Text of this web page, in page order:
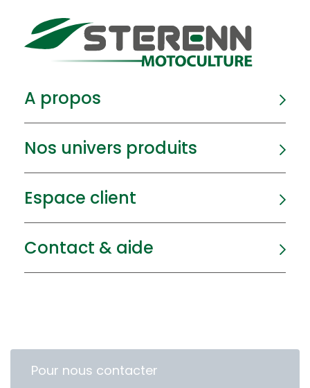
A propos
Nos univers produits
Espace client
Contact & aide
Pour nous contacter